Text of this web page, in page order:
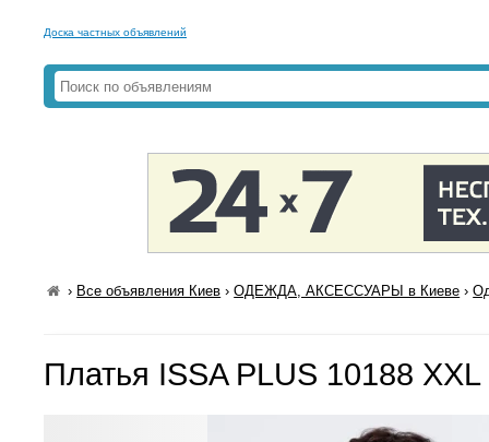
Доска частных объявлений
› Все объявления Киев ›ОДЕЖДА, АКСЕССУАРЫ в Киеве ›
Платья ISSA PLUS 10188